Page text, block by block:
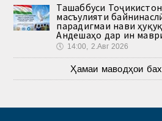
Ташаббуси
масъулияти
парадигмаи нави
Андешаҳо дар ин
🕔 14:00, 2.Авг 2026
Ҳамаи маводҳои